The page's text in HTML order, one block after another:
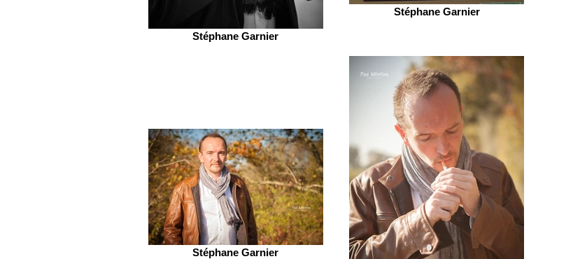
Stéphane Garnier
Stéphane Garnier
Stéphane Garnier